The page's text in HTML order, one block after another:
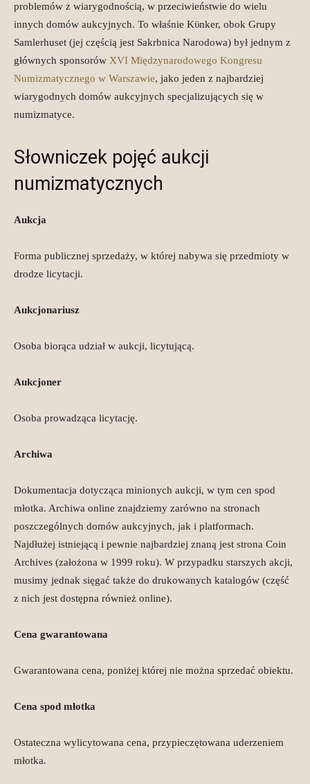
problemów z wiarygodnością, w przeciwieństwie do wielu
innych domów aukcyjnych. To właśnie Kϋnker, obok Grupy
Samlerhuset (jej częścią jest Sakrbnica Narodowa) był jednym z
głównych sponsorów XVI Międzynarodowego Kongresu
Numizmatycznego w Warszawie, jako jeden z najbardziej
wiarygodnych domów aukcyjnych specjalizujących się w
numizmatyce.
Słowniczek pojęć aukcji
numizmatycznych
Aukcja
Forma publicznej sprzedaży, w której nabywa się przedmioty w
drodze licytacji.
Aukcjonariusz
Osoba biorąca udział w aukcji, licytującą.
Aukcjoner
Osoba prowadząca licytację.
Archiwa
Dokumentacja dotycząca minionych aukcji, w tym cen spod
młotka. Archiwa online znajdziemy zarówno na stronach
poszczególnych domów aukcyjnych, jak i platformach.
Najdłużej istniejącą i pewnie najbardziej znaną jest strona Coin
Archives (założona w 1999 roku). W przypadku starszych akcji,
musimy jednak sięgać także do drukowanych katalogów (część
z nich jest dostępna również online).
Cena gwarantowana
Gwarantowana cena, poniżej której nie można sprzedać obiektu.
Cena spod młotka
Ostateczna wylicytowana cena, przypieczętowana uderzeniem
młotka.